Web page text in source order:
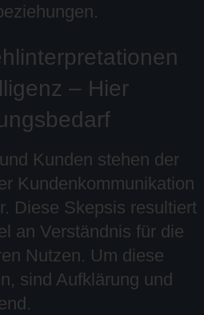
– Hier
Kunden stehen der
Kundenkommunikation
Diese Skepsis resultiert
an Verständnis für die
Nutzen. Um diese
sind Aufklärung und